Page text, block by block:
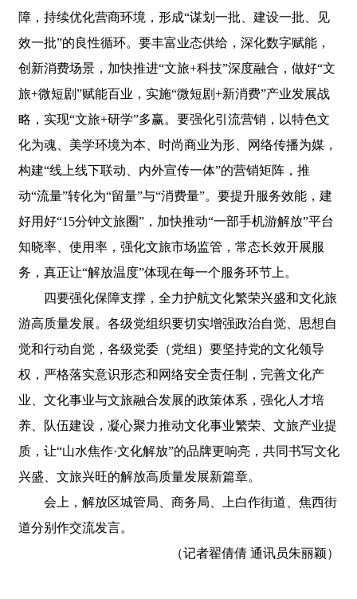
障，持续优化营商环境，形成“谋划一批、建设一批、见
效一批”的良性循环。要丰富业态供给，深化数字赋能，
创新消费场景，加快推进“文旅+科技”深度融合，做好“文
旅+微短剧”赋能百业，实施“微短剧+新消费”产业发展战
略，实现“文旅+研学”多赢。要强化引流营销，以特色文
化为魂、美学环境为本、时尚商业为形、网络传播为媒，
构建“线上线下联动、内外宣传一体”的营销矩阵，推
动“流量”转化为“留量”与“消费量”。要提升服务效能，建
好用好“15分钟文旅圈”，加快推动“一部手机游解放”平台
知晓率、使用率，强化文旅市场监管，常态长效开展服
务，真正让“解放温度”体现在每一个服务环节上。
四要强化保障支撑，全力护航文化繁荣兴盛和文化旅
游高质量发展。各级党组织要切实增强政治自觉、思想自
觉和行动自觉，各级党委（党组）要坚持党的文化领导
权，严格落实意识形态和网络安全责任制，完善文化产
业、文化事业与文旅融合发展的政策体系，强化人才培
养、队伍建设，凝心聚力推动文化事业繁荣、文旅产业提
质，让“山水焦作·文化解放”的品牌更响亮，共同书写文化
兴盛、文旅兴旺的解放高质量发展新篇章。
会上，解放区城管局、商务局、上白作街道、焦西街
道分别作交流发言。
（记者翟倩倩 通讯员朱丽颖）